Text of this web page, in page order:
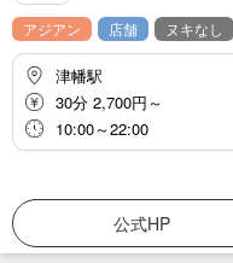
アジアン 店舗 ヌキなし
津幡駅
30分 2,700円～
10:00～22:00
公式HP